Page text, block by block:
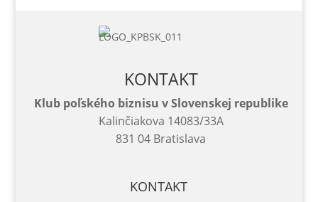
KONTAKT
Klub poľského biznisu v Slovenskej republike
Kalinčiakova 14083/33A
831 04 Bratislava
KONTAKT